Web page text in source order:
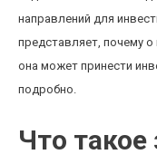
направлений для
представляет, почему
она может принести
подробно.
Что такое